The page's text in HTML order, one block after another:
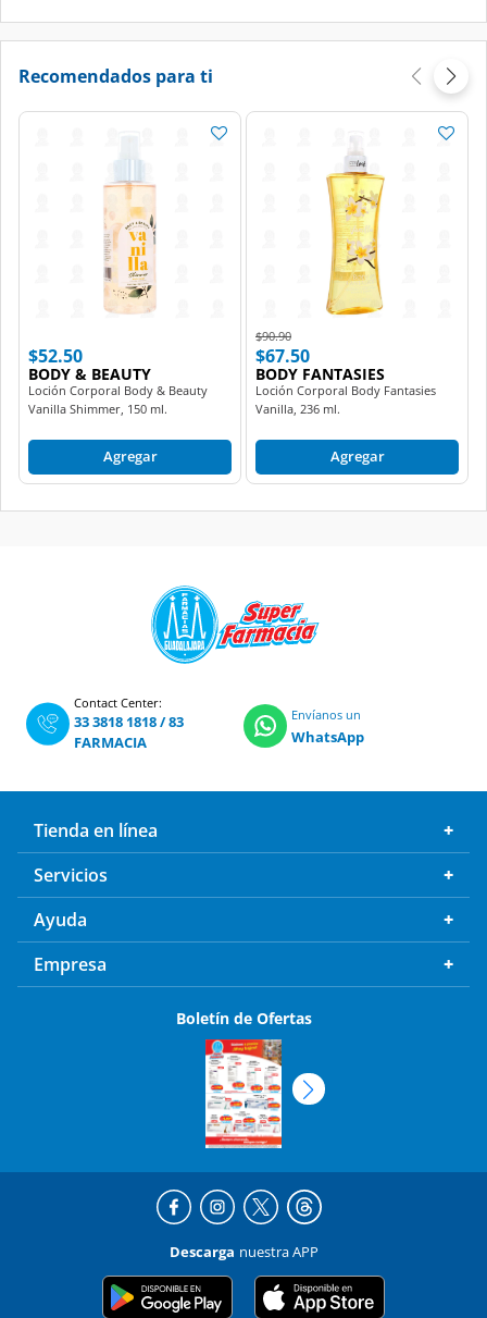
Recomendados para ti
$52.50
BODY & BEAUTY
Loción Corporal Body & Beauty
Vanilla Shimmer, 150 ml.
Agregar
Price reduced from
$90.90to
$67.50
BODY FANTASIES
Loción Corporal Body Fantasies
Vanilla, 236 ml.
Agregar
Contact Center:
33 3818 1818/83
FARMACIA
Envíanos un
WhatsApp
Tienda en línea
Servicios
Ayuda
Empresa
Boletín de Ofertas
Descarga nuestra APP